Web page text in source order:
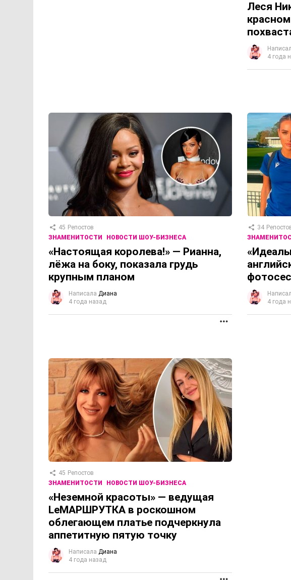
Леся
4 года
45 Репостов
ЗНАМЕНИТОСТИ
НОВОСТИ ШОУ-БИЗНЕСА
«Настоящая королева!» — Рианна,
лёжа на боку, показала грудь
крупным планом
Написала Диана
4 года назад
34
4 года
45 Репостов
ЗНАМЕНИТОСТИ
НОВОСТИ ШОУ-БИЗНЕСА
«Неземной красоты» — ведущая
LеМАРШРУТКА в роскошном
облегающем платье подчеркнула
аппетитную пятую точку
Написала Диана
4 года назад